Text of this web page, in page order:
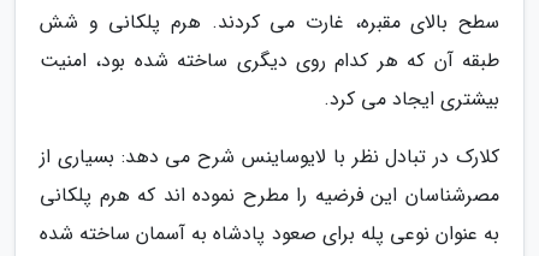
سطح بالای مقبره، غارت می کردند. هرم پلکانی و شش
طبقه آن که هر کدام روی دیگری ساخته شده بود، امنیت
بیشتری ایجاد می کرد.
کلارک در تبادل نظر با لایوساینس شرح می دهد: بسیاری از
مصرشناسان این فرضیه را مطرح نموده اند که هرم پلکانی
به عنوان نوعی پله برای صعود پادشاه به آسمان ساخته شده